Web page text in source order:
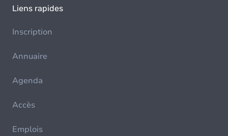
Liens rapides
Inscription
Annuaire
Agenda
Accès
Emplois